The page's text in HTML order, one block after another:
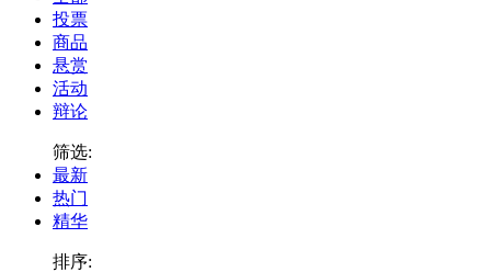
投票
商品
悬赏
活动
辩论
筛选:
最新
热门
精华
排序: